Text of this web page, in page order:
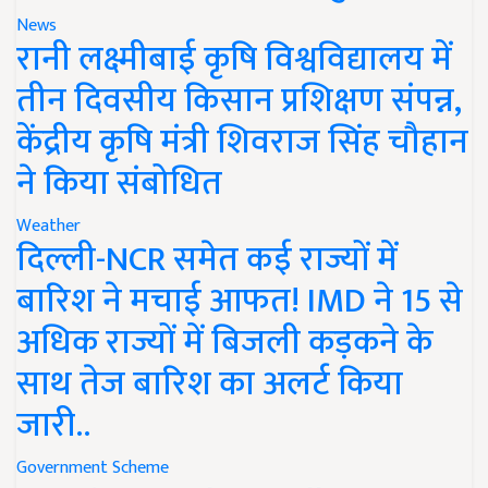
News
रानी लक्ष्मीबाई कृषि विश्वविद्यालय में
तीन दिवसीय किसान प्रशिक्षण संपन्न,
केंद्रीय कृषि मंत्री शिवराज सिंह चौहान
ने किया संबोधित
Weather
दिल्ली-NCR समेत कई राज्यों में
बारिश ने मचाई आफत! IMD ने 15 से
अधिक राज्यों में बिजली कड़कने के
साथ तेज बारिश का अलर्ट किया
जारी..
Government Scheme